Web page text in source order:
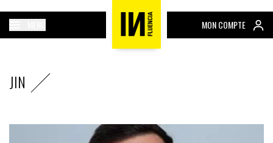
MON COMPTE
JIN